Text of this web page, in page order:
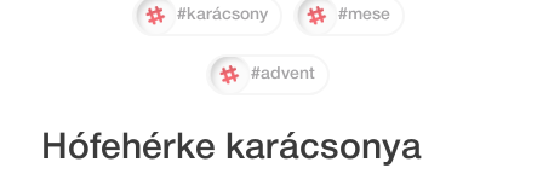
#karácsony #mese
#advent
Hófehérke karácsonya